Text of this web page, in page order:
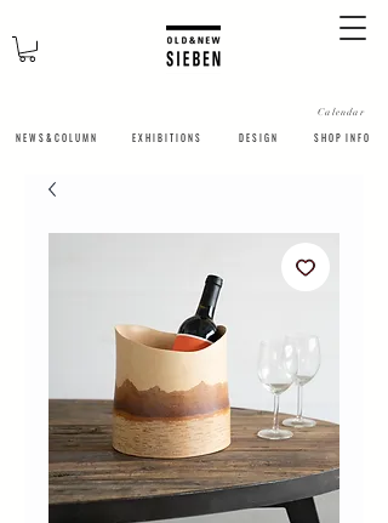
N E W S & C O L U M N
Calendar
​E X H I B I T I O N S D E S I G N S H O P I N F O